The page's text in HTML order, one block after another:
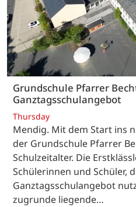
Grundschule Pfarrer
Ganztagsschulangebot
Thursday
Mendig. Mit dem Start ins
der Grundschule Pfarrer
Schulzeitalter. Die
Schülerinnen und Schüler,
Ganztagsschulangebot
zugrunde liegende…